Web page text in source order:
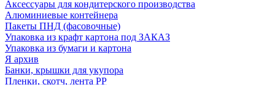
Аксессуары для кондитерского производства
Алюминиевые контейнера
Пакеты ПНД (фасовочные)
Упаковка из крафт картона под ЗАКАЗ
Упаковка из бумаги и картона
Я архив
Банки, крышки для укупора
Пленки, скотч, лента РР